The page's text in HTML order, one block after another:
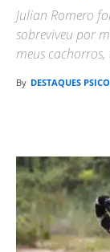
Julian Romero
sobreviveu por
meus cachorros,
By DESTAQUES